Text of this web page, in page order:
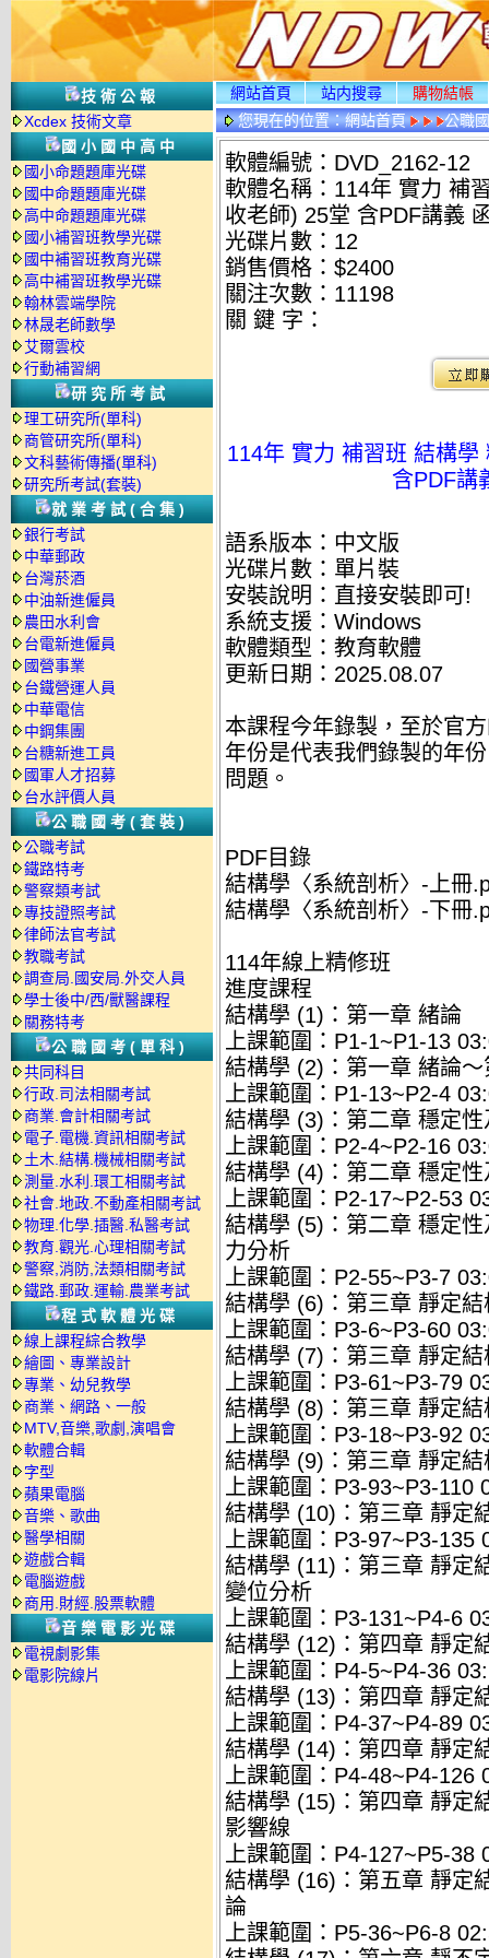
技術公報
Xcdex 技術文章
國小國中高中
國小命題題庫光碟
國中命題題庫光碟
高中命題題庫光碟
國小補習班教學光碟
國中補習班教育光碟
高中補習班教學光碟
翰林雲端學院
林晟老師數學
艾爾雲校
行動補習網
研究所考試
理工研究所(單科)
商管研究所(單科)
文科藝術傳播(單科)
研究所考試(套裝)
就業考試(合集)
銀行考試
中華郵政
台灣菸酒
中油新進僱員
農田水利會
台電新進僱員
國營事業
台鐵營運人員
中華電信
中鋼集團
台糖新進工員
國軍人才招募
台水評價人員
公職國考(套裝)
公職考試
鐵路特考
警察類考試
專技證照考試
律師法官考試
教職考試
調查局.國安局.外交人員
學士後中/西/獸醫課程
關務特考
公職國考(單科)
共同科目
行政.司法相關考試
商業.會計相關考試
電子.電機.資訊相關考試
土木.結構.機械相關考試
測量.水利.環工相關考試
社會.地政.不動產相關考試
物理.化學.插醫.私醫考試
教育.觀光.心理相關考試
警察,消防,法類相關考試
鐵路.郵政.運輸.農業考試
程式軟體光碟
線上課程綜合教學
繪圖、專業設計
專業、幼兒教學
商業、網路、一般
MTV,音樂,歌劇,演唱會
軟體合輯
字型
蘋果電腦
音樂、歌曲
醫學相關
遊戲合輯
電腦遊戲
商用.財經.股票軟體
音樂電影光碟
電視劇影集
電影院線片
網站首頁 站内搜尋
購物結帳
您現在的位置：網站首頁
公職
光碟詳情
軟體編號：DVD_2162-12
軟體名稱：114年 實力 補
收老師) 25堂 含PDF講義
光碟片數：12
銷售價格：$2400
關注次數： 11198
關 鍵 字：
114年 實力 補習班 結構
含PDF講
語系版本：中文版
光碟片數：單片裝
安裝說明：直接安裝即可!
系統支援：Windows
軟體類型：教育軟體
更新日期：2025.08.07
本課程今年錄製，至於官
年份是代表我們錄製的年
問題。
PDF目錄
結構學〈系統剖析〉-上冊
結構學〈系統剖析〉-下冊
114年線上精修班
進度課程
結構學 (1)：第一章 緒論
上課範圍：P1-1~P1-13
結構學 (2)：第一章 緒論
上課範圍：P1-13~P2-4
結構學 (3)：第二章 穩定
上課範圍：P2-4~P2-16
結構學 (4)：第二章 穩定
上課範圍：P2-17~P2-53
結構學 (5)：第二章 穩定
力分析
上課範圍：P2-55~P3-7
結構學 (6)：第三章 靜定
上課範圍：P3-6~P3-60
結構學 (7)：第三章 靜定
上課範圍：P3-61~P3-79
結構學 (8)：第三章 靜定
上課範圍：P3-18~P3-92
結構學 (9)：第三章 靜定
上課範圍：P3-93~P3-110
結構學 (10)：第三章 靜定
上課範圍：P3-97~P3-135
結構學 (11)：第三章 靜定
變位分析
上課範圍：P3-131~P4-6
結構學 (12)：第四章 靜定
上課範圍：P4-5~P4-36
結構學 (13)：第四章 靜定
上課範圍：P4-37~P4-89
結構學 (14)：第四章 靜定
上課範圍：P4-48~P4-126
結構學 (15)：第四章 靜定
影響線
上課範圍：P4-127~P5-38
結構學 (16)：第五章 靜定
論
上課範圍：P5-36~P6-8